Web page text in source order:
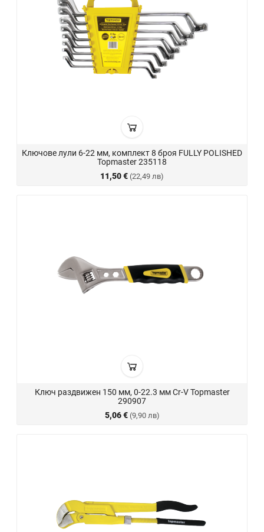
Ключове лули 6-22 мм, комплект 8 броя FULLY POLISHED
Topmaster 235118
11,50 € (22,49 лв)
Ключ раздвижен 150 мм, 0-22.3 мм Cr-V Topmaster
290907
5,06 € (9,90 лв)